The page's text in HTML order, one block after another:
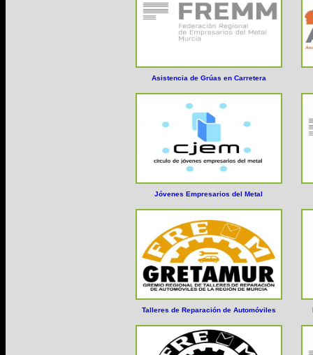
Asistencia de Grúas en Carretera
Jóvenes Empresarios del Metal
Talleres de Reparación de Automóviles